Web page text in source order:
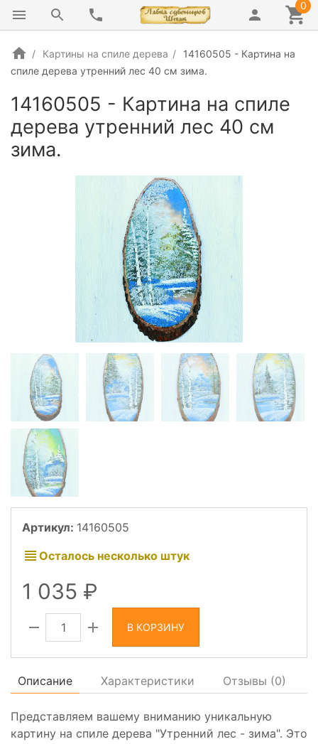
0
Картины на спиле дерева
14160505 - Картина на
спиле дерева утренний лес 40 см зима.
14160505 - Картина на спиле
дерева утренний лес 40 см
зима.
Артикул: 14160505
Осталось несколько штук
1 035
В КОРЗИНУ
Описание Характеристики Отзывы (0)
Представляем вашему вниманию уникальную
картину на спиле дерева "Утренний лес - зима". Это